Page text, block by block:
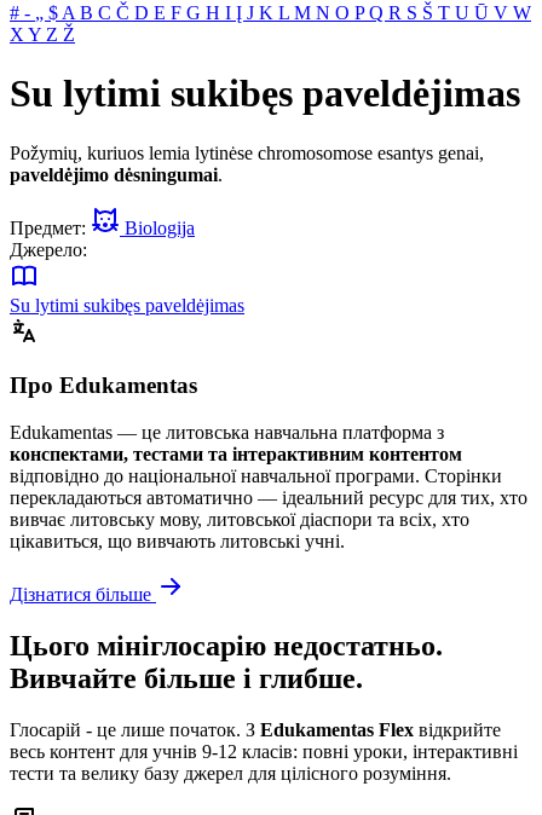
# ‐ „ $ A B C Č D E F G H I Į J K L M N O PQ R S Š T U Ū V W
X Y Z Ž
Su lytimi sukibęs paveldėjimas
Požymių, kuriuos lemia lytinėse chromosomose esantys genai,
paveldėjimo dėsningumai.
Предмет:
Biologija
Джерело:
Su lytimi sukibęs paveldėjimas
Про Edukamentas
Edukamentas — це литовська навчальна платформа з
конспектами, тестами та інтерактивним контентом
відповідно до національної навчальної програми. Сторінки
перекладаються автоматично — ідеальний ресурс для тих, хто
вивчає литовську мову, литовської діаспори та всіх, хто
цікавиться, що вивчають литовські учні.
Дізнатися більше
Цього мініглосарію недостатньо.
Вивчайте більше і глибше.
Глосарій - це лише початок. З Edukamentas Flex відкрийте
весь контент для учнів 9-12 класів: повні уроки, інтерактивні
тести та велику базу джерел для цілісного розуміння.